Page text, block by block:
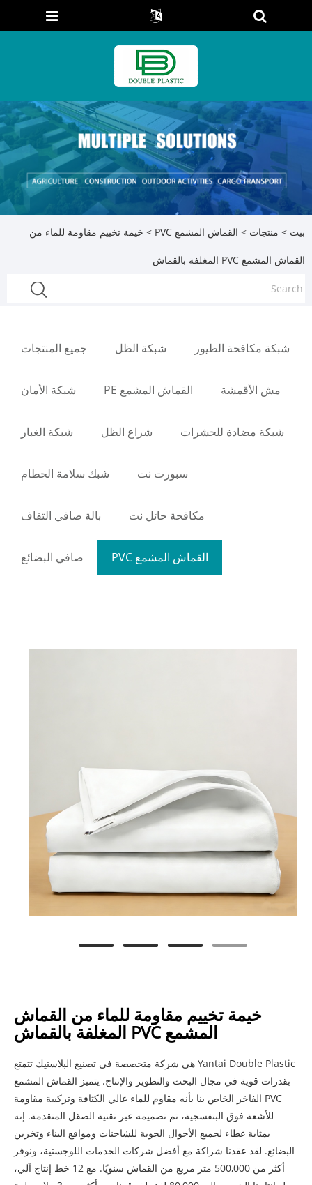
بيت > منتجات > القماش المشمع PVC > خيمة تخييم مقاومة للماء من
القماش المشمع PVC المغلفة بالقماش
جميع المنتجات شبكة الظل شبكة مكافحة الطيور
شبكة الأمان القماش المشمع PE مش الأقمشة
شبكة الغبار شراع الظل شبكة مضادة للحشرات
شبك سلامة الحطام سبورت نت
بالة صافي التفاف مكافحة حائل نت
صافي البضائع القماش المشمع PVC
خيمة تخييم مقاومة للماء من القماش
المشمع PVC المغلفة بالقماش
Yantai Double Plastic هي شركة متخصصة في تصنيع البلاستيك تتمتع
بقدرات قوية في مجال البحث والتطوير والإنتاج. يتميز القماش المشمع
PVC الفاخر الخاص بنا بأنه مقاوم للماء عالي الكثافة وتركيبة مقاومة
للأشعة فوق البنفسجية، تم تصميمه عبر تقنية الصقل المتقدمة. إنه
بمثابة غطاء لجميع الأحوال الجوية للشاحنات ومواقع البناء وتخزين
البضائع. لقد عقدنا شراكة مع أفضل شركات الخدمات اللوجستية، ونوفر
أكثر من 500,000 متر مربع من القماش سنويًا. مع 12 خط إنتاج آلي،